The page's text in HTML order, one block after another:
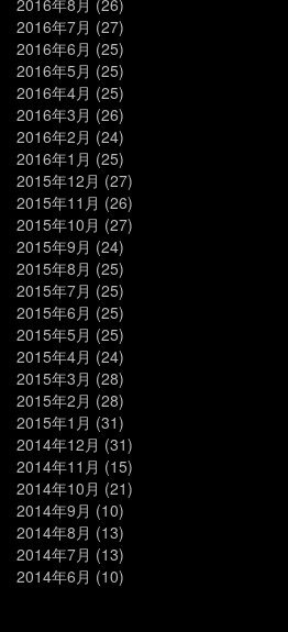
2016年8月 (26)
2016年7月 (27)
2016年6月 (25)
2016年5月 (25)
2016年4月 (25)
2016年3月 (26)
2016年2月 (24)
2016年1月 (25)
2015年12月 (27)
2015年11月 (26)
2015年10月 (27)
2015年9月 (24)
2015年8月 (25)
2015年7月 (25)
2015年6月 (25)
2015年5月 (25)
2015年4月 (24)
2015年3月 (28)
2015年2月 (28)
2015年1月 (31)
2014年12月 (31)
2014年11月 (15)
2014年10月 (21)
2014年9月 (10)
2014年8月 (13)
2014年7月 (13)
2014年6月 (10)